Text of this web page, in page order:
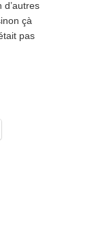
d’autres
çà
pas